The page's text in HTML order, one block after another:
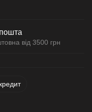
від 3500 грн